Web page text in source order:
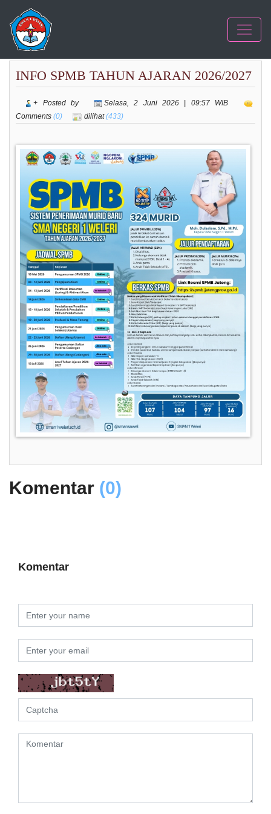
INFO SPMB TAHUN AJARAN 2026/2027
+ Posted by
Selasa, 2 Juni 2026 | 09:57 WIB
Comments (0) dilihat(433)
Komentar (0)
Komentar